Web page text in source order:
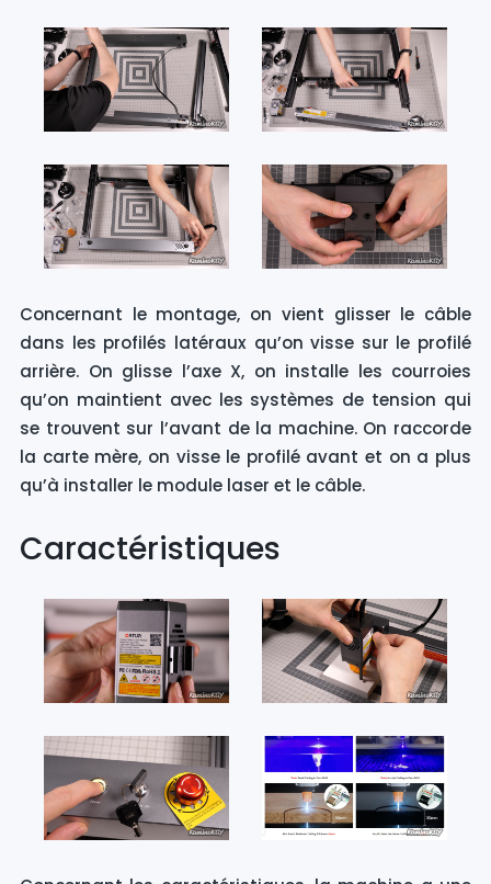
Concernant le montage, on vient glisser le câble
dans les profilés latéraux qu’on visse sur le profilé
arrière. On glisse l’axe X, on installe les courroies
qu’on maintient avec les systèmes de tension qui
se trouvent sur l’avant de la machine. On raccorde
la carte mère, on visse le profilé avant et on a plus
qu’à installer le module laser et le câble.
Caractéristiques